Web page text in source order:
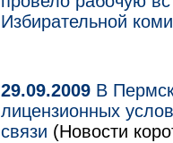
Избирательной
29.09.2009 В
лицензионных
связи (Новости